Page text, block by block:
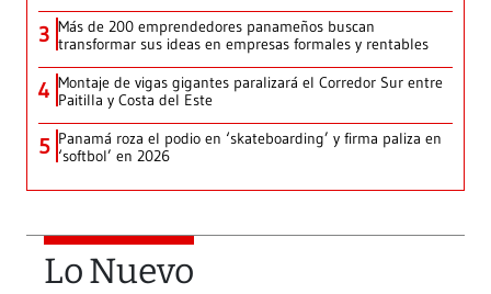
3 Más de 200 emprendedores panameños buscan
transformar sus ideas en empresas formales y rentables
4 Montaje de vigas gigantes paralizará el Corredor Sur entre
Paitilla y Costa del Este
5 Panamá roza el podio en ‘skateboarding’ y firma paliza en
‘softbol’ en 2026
Lo Nuevo